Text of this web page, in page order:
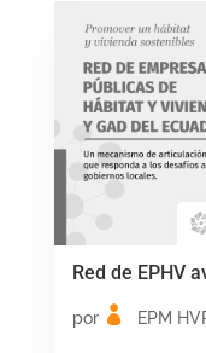
Red de EPHV
por EPM